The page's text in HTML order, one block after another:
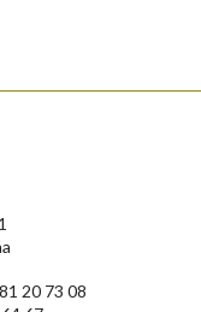
20 73 08